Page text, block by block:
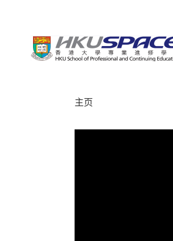
主页